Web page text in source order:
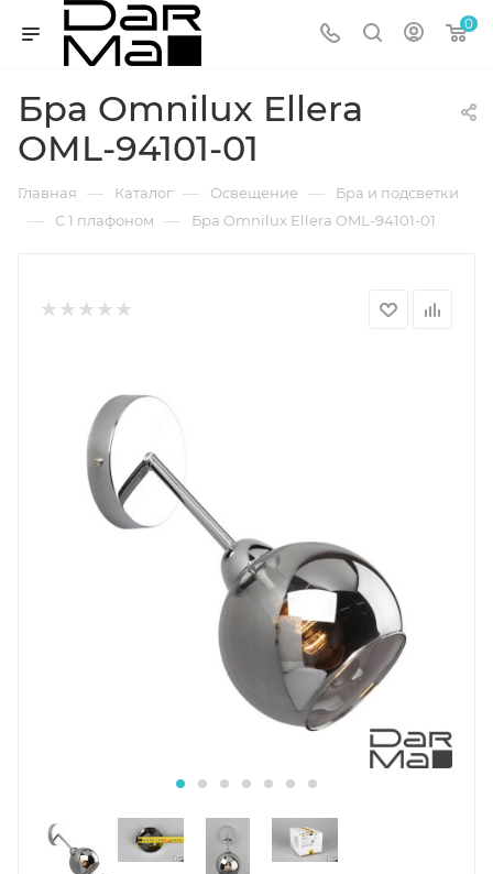
0
Бра Omnilux Ellera
OML-94101-01
Главная — Каталог — Освещение — Бра и подсветки
— С 1 плафоном — Бра Omnilux Ellera OML-94101-01